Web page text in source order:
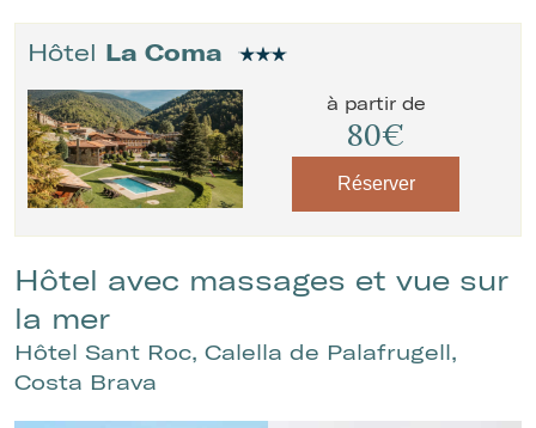
Hôtel La Coma
à partir de
80€
Réserver
Hôtel avec massages et vue sur
la mer
Hôtel Sant Roc, Calella de Palafrugell,
Costa Brava